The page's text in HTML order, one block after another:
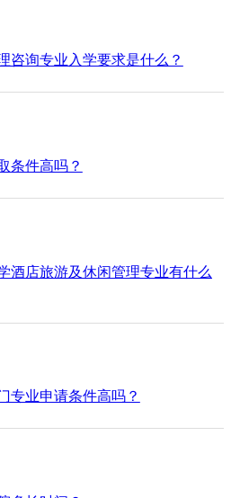
咨询专业入学要求是什么？
条件高吗？
酒店旅游及休闲管理专业有什么
专业申请条件高吗？